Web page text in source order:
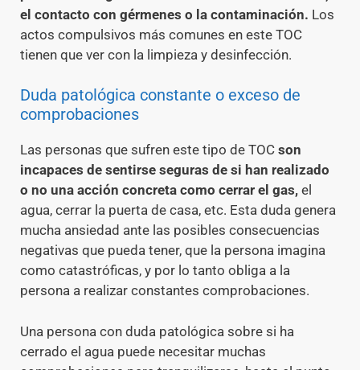
el contacto con gérmenes o la contaminación. Los
actos compulsivos más comunes en este TOC
tienen que ver con la limpieza y desinfección.
Duda patológica constante o exceso de
comprobaciones
Las personas que sufren este tipo de TOC son
incapaces de sentirse seguras de si han realizado
o no una acción concreta como cerrar el gas, el
agua, cerrar la puerta de casa, etc. Esta duda genera
mucha ansiedad ante las posibles consecuencias
negativas que pueda tener, que la persona imagina
como catastróficas, y por lo tanto obliga a la
persona a realizar constantes comprobaciones.
Una persona con duda patológica sobre si ha
cerrado el agua puede necesitar muchas